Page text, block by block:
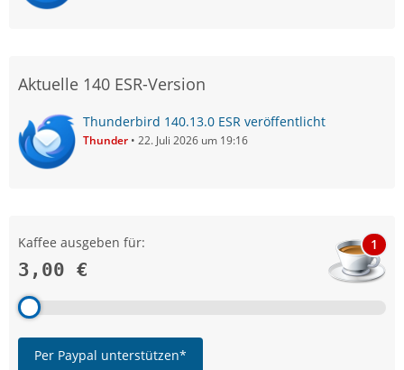
Aktuelle 140 ESR-Version
Thunderbird 140.13.0 ESR veröffentlicht
Thunder 22. Juli 2026 um 19:16
Kaffee ausgeben für:
3,00 €
1
Per Paypal unterstützen*